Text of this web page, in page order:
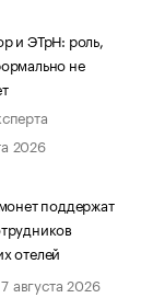
и ЭТрН: роль,
не
2026
поддержат
отелей
7 августа 2026